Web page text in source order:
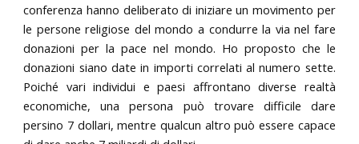
conferenza hanno deliberato di iniziare un movimento per
le persone religiose del mondo a condurre la via nel fare
donazioni per la pace nel mondo. Ho proposto che le
donazioni siano date in importi correlati al numero sette.
Poiché vari individui e paesi affrontano diverse realtà
economiche, una persona può trovare difficile dare
persino 7 dollari, mentre qualcun altro può essere capace